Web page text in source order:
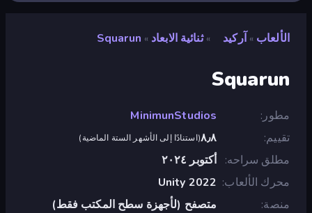
الألعاب » آركيد » ثنائية الابعاد »
Squarun
Squarun
مطور
MinimunStudios
تقييم
٨٫٨(استنادًا إلى الأشهر الستة الماضية)
مطلق سراحه
أكتوبر ٢٠٢٤
محرك الألعاب Unity 2022
منصة
متصفح (لأجهزة سطح المكتب فقط)